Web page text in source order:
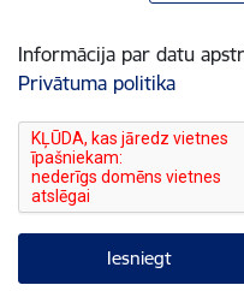
Informācija par datu
Privātuma politika